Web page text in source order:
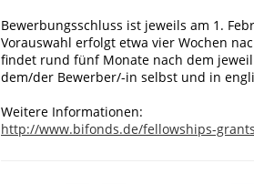
Bewerbungsschluss ist jeweils am 1.
Vorauswahl erfolgt etwa vier Wochen
findet rund fünf Monate nach dem
dem/der Bewerber/-in selbst und in
Weitere Informationen:
http://www.bifonds.de/fellowships-